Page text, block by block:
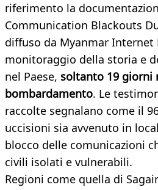
riferimento la
Communication Blackouts
diffuso da Myanmar Internet
monitoraggio della storia e
nel Paese, soltanto 19 giorni
bombardamento. Le
raccolte segnalano come il
uccisioni sia avvenuto in
blocco delle comunicazioni
civili isolati e vulnerabili.
Regioni come quella di